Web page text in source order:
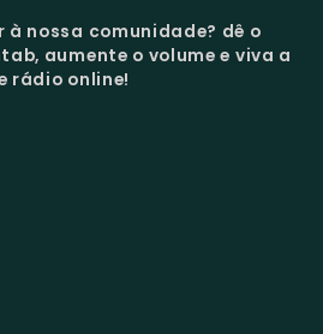
nossa comunidade? dê o
aumente o volume e viva a
rádio online!